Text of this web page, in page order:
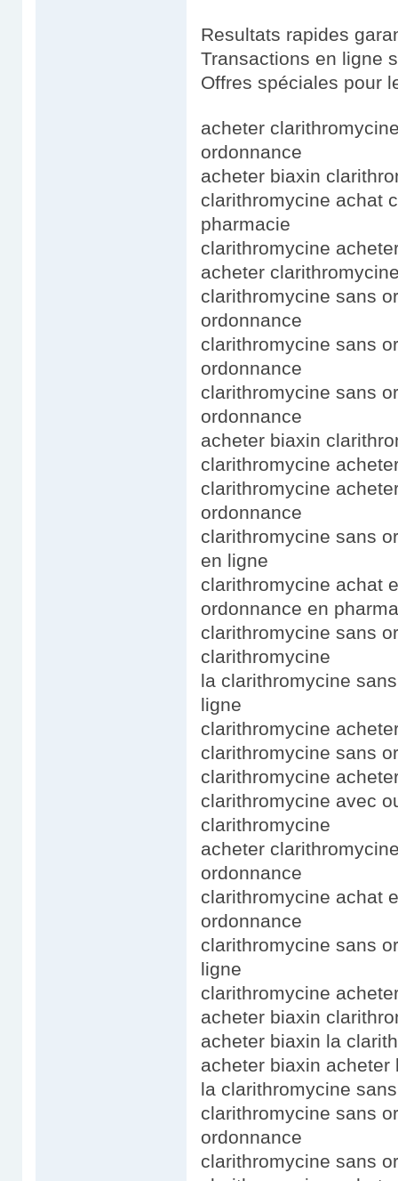
Resultats rapides
Transactions en ligne
Offres spéciales pour
acheter
ordonnance
acheter biaxin
clarithromycine achat
pharmacie
clarithromycine
acheter
clarithromycine sans
ordonnance
clarithromycine sans
ordonnance
clarithromycine sans
ordonnance
acheter biaxin
clarithromycine
clarithromycine
ordonnance
clarithromycine sans
en ligne
clarithromycine achat
ordonnance en
clarithromycine sans
clarithromycine
la clarithromycine
ligne
clarithromycine
clarithromycine sans
clarithromycine
clarithromycine avec
clarithromycine
acheter
ordonnance
clarithromycine achat
ordonnance
clarithromycine sans
ligne
clarithromycine
acheter biaxin
acheter biaxin la
acheter biaxin acheter
la clarithromycine
clarithromycine sans
ordonnance
clarithromycine sans